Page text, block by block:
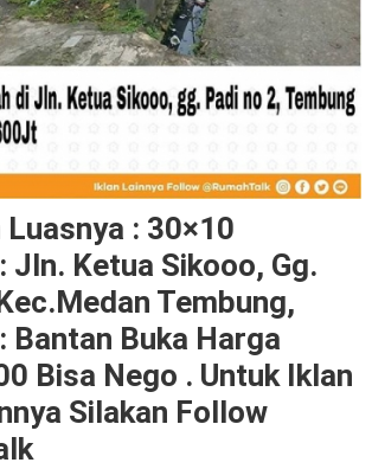
Luasnya : 30×10
Jln. Ketua Sikooo, Gg.
Tembung,
Bantan Buka Harga
Bisa Nego . Untuk Iklan
Silakan Follow